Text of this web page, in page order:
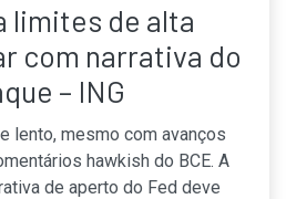
limites de alta
com narrativa do
– ING
lento, mesmo com avanços
hawkish do BCE. A
de aperto do Fed deve